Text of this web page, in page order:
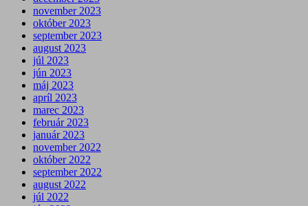
november 2023
október 2023
september 2023
august 2023
júl 2023
jún 2023
máj 2023
apríl 2023
marec 2023
február 2023
január 2023
november 2022
október 2022
september 2022
august 2022
júl 2022